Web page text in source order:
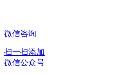
微信咨询
扫一扫添加
微信公众号